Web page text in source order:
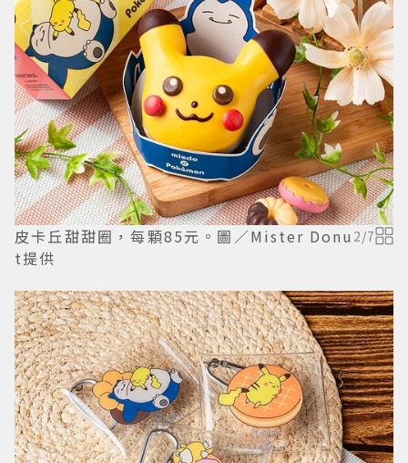
皮卡丘甜甜圈，每顆85元。圖／Mister Donu
t提供
2/7